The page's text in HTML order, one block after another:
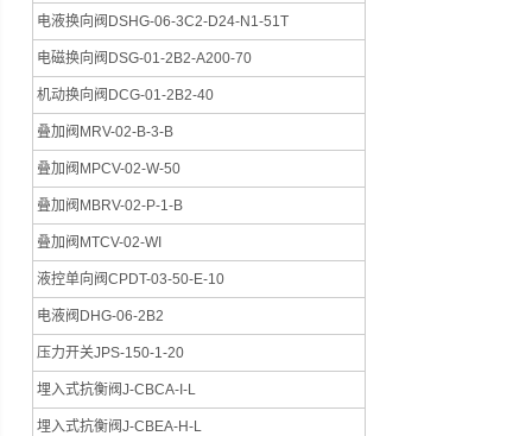
电液换向阀DSHG-06-3C2-D24-N1-51T
电磁换向阀DSG-01-2B2-A200-70
机动换向阀DCG-01-2B2-40
叠加阀MRV-02-B-3-B
叠加阀MPCV-02-W-50
叠加阀MBRV-02-P-1-B
叠加阀MTCV-02-WI
液控单向阀CPDT-03-50-E-10
电液阀DHG-06-2B2
压力开关JPS-150-1-20
埋入式抗衡阀J-CBCA-I-L
埋入式抗衡阀J-CBEA-H-L